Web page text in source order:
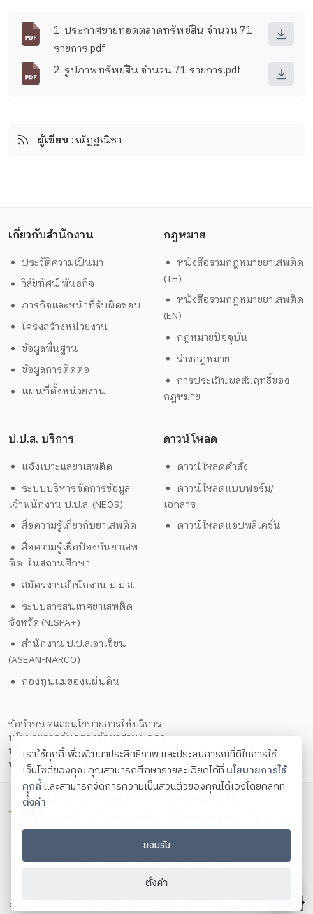
1. ประกาศขายทอดตลาดทรัพย์สิน จำนวน 71
รายการ.pdf
2. รูปภาพทรัพย์สิน จำนวน 71 รายการ.pdf
ผู้เขียน: ณัฏฐณิชา
เกี่ยวกับสำนักงาน
ประวัติความเป็นมา
วิสัยทัศน์ พันธกิจ
ภารกิจและหน้าที่รับผิดชอบ
โครงสร้างหน่วยงาน
ข้อมูลพื้นฐาน
ข้อมูลการติดต่อ
แผนที่ตั้งหน่วยงาน
กฎหมาย
หนังสือรวมกฎหมายยาเสพติด
(TH)
หนังสือรวมกฎหมายยาเสพติด
(EN)
กฎหมายปัจจุบัน
ร่างกฎหมาย
การประเมินผลสัมฤทธิ์ของ
กฎหมาย
ป.ป.ส. บริการ
แจ้งเบาะแสยาเสพติด
ระบบบริหารจัดการข้อมูล
เจ้าพนักงาน ป.ป.ส. (NEOS)
สื่อความรู้เกี่ยวกับยาเสพติด
สื่อความรู้เพื่อป้องกันยาเสพ
ติด ในสถานศึกษา
สมัครงานสำนักงาน ป.ป.ส.
ระบบสารสนเทศยาเสพติด
จังหวัด (NISPA+)
สำนักงาน ป.ป.ส.อาเซียน
(ASEAN-NARCO)
กองทุนแม่ของแผ่นดิน
ดาวน์โหลด
ดาวน์โหลดคำสั่ง
ดาวน์โหลดแบบฟอร์ม/
เอกสาร
ดาวน์โหลดแอปพลิเคชั่น
ข้อกำหนดและนโยบายการให้บริการ
นโยบายการคุ้มครองข้อมูลส่วนบุคคล
นโยบายการรักษาความมั่นคงปลอดภัยด้วยเทคโนโลยีสารสนเทศ
นโยบายคุกกี้
ตั้งค่าคุกกี้
สำนักงาน ปปส.กทม. กระทรวงยุติธรรม
บางเขน เขตหลักสี่ กรุงเทพมหานคร 10210
โทรศัพท์ 0 2588 5037-9 ต่อ 13001 - 13009 โทรสาร 0 2589
7964 Contact us:saraban_bkk@oncb.go.th
เราใช้คุกกี้เพื่อพัฒนาประสิทธิภาพ และประสบการณ์ที่ดีในการใช้
เว็บไซต์ของคุณ คุณสามารถศึกษารายละเอียดได้ที่ นโยบายการใช้
คุกกี้และสามารถจัดการความเป็นส่วนตัวของคุณได้เองโดยคลิกที่
ตั้งค่า
ยอมรับ
ตั้งค่า